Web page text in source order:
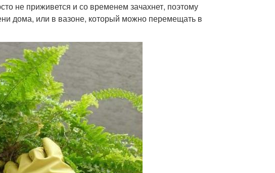
не приживется и со временем зачахнет, поэтому
дома, или в вазоне, который можно перемещать в